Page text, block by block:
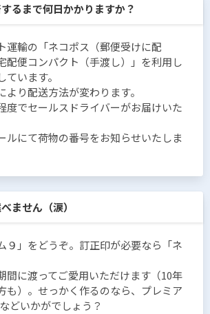
るまで何日かかりますか？
運輸の「ネコポス（郵便受けに配
配便コンパクト（手渡し）」を利用し
います。
り配送方法が変わります。
度でセールスドライバーがお届けいた
ルにて荷物の番号をお知らせいたしま
ません（涙）
９」をどうぞ。訂正印が必要なら「ネ
間に渡ってご愛用いただけます（10年
も）。せっかく作るのなら、プレミア
どいかがでしょう？